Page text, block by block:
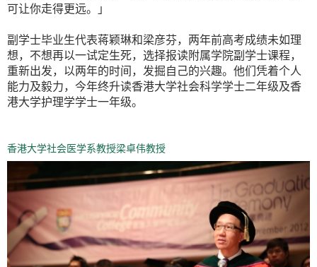
可让你走得更远。」
副学士毕业生代表蒋颖琳和梁彦芬，两年前高考成绩未如理
想，不想再以一试定生死，选择报读附属学院副学士课程，
重新出发，以两年的时间，发掘自己的兴趣。他们凭着个人
能力及毅力，今年终升读香港大学社会科学学士二年级及香
港大学护理学学士一年级。
香港大学社会医学系教授梁卓伟教授